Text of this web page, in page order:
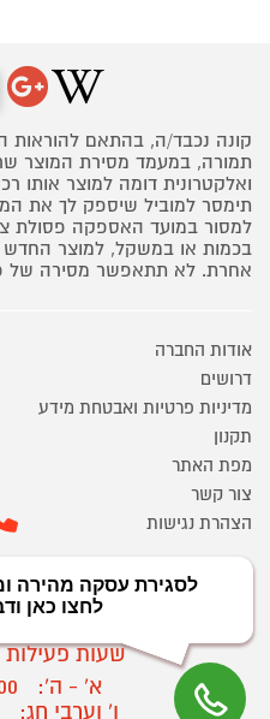
קונה נכבד/ה, בהתאם להוראות
תמורה, במעמד מסירת המוצר
ואלקטרונית דומה למוצר
תימסר למוביל שיספק לך את
למסור במועד האספקה פסולת
בכמות או במשקל, למוצר החדש
אחרת. לא תתאפשר מסירה של
אודות החברה
דרושים
מדיניות פרטיות ואבטחת מידע
תקנון
מפת האתר
צור קשר
הצהרת נגישות
מוקד הזמנות
שעות פעילות
א' - ה':
ו' וערבי חג: